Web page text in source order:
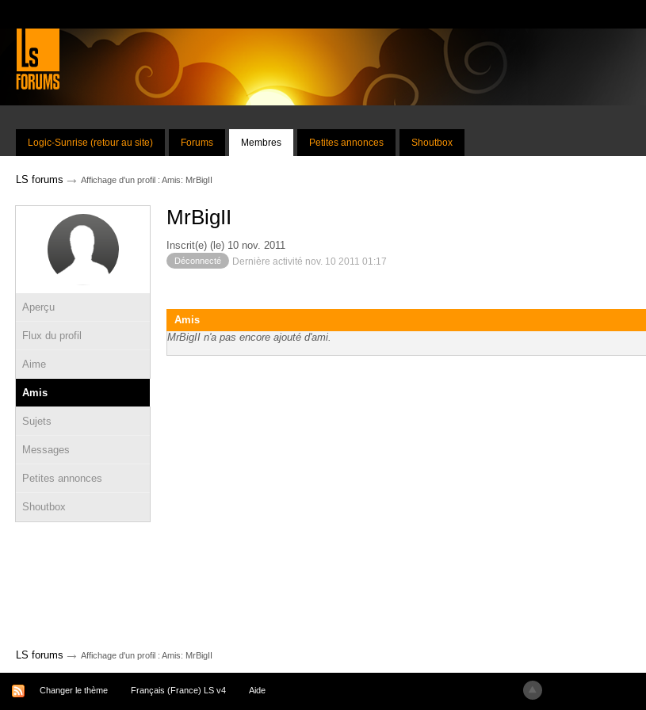
Logic-Sunrise (retour au site) Forums Membres Petites annonces Shoutbox
LS forums → Affichage d'un profil : Amis: MrBigII
Aperçu
Flux du profil
Aime
Amis
Sujets
Messages
Petites annonces
Shoutbox
MrBigII
Inscrit(e) (le) 10 nov. 2011
Déconnecté Dernière activité nov. 10 2011 01:17
Amis
MrBigII n'a pas encore ajouté d'ami.
LS forums → Affichage d'un profil : Amis: MrBigII
Changer le thème Français (France) LS v4 Aide